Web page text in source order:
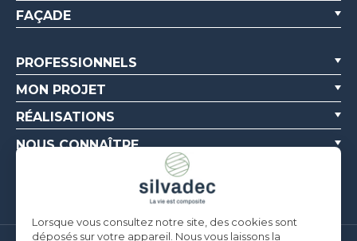
FAÇADE
PROFESSIONNELS
MON PROJET
RÉALISATIONS
NOUS CONNAÎTRE
Lorsque vous consultez notre site, des cookies sont
déposés sur votre appareil. Nous vous laissons la